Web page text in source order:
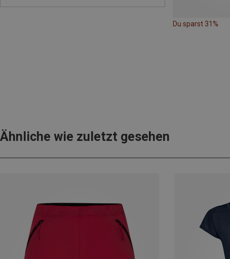
Du sparst 31%
Ähnliche wie zuletzt gesehen